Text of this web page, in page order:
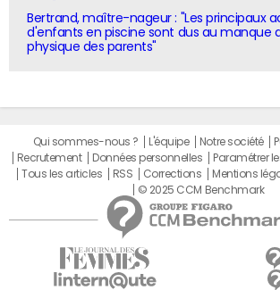
Bertrand, maître-nageur : "Les principaux
d'enfants en piscine sont dus au manque
physique des parents"
Qui sommes-nous ? L'équipe Notre société
Recrutement
Données personnelles Paramétrer
Tous les articles
RSS Corrections Mentions
© 2025 CCM Benchmark